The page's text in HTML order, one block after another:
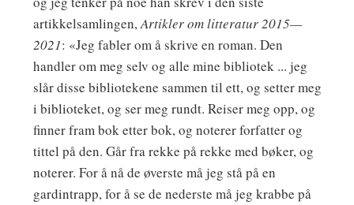
artikkelsamlingen,Artikler om litteratur 2015—
2021: «Jeg fabler om å skrive en roman. Den
handler om meg selv og alle mine bibliotek ... jeg
slår disse bibliotekene sammen til ett, og setter meg
i biblioteket, og ser meg rundt. Reiser meg opp, og
finner fram bok etter bok, og noterer forfatter og
tittel på den. Går fra rekke på rekke med bøker, og
noterer. For å nå de øverste må jeg stå på en
gardintrapp, for å se de nederste må jeg krabbe på